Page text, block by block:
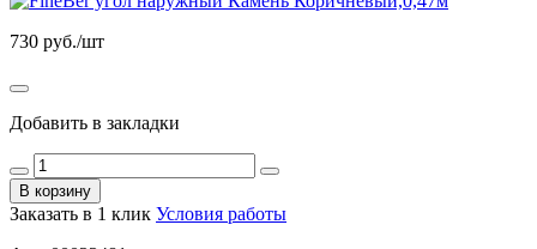
730 руб./шт
Добавить в закладки
В корзину
Заказать в 1 клик Условия работы